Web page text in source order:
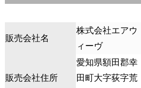
販売会社名
株式会社エアウ
ィーヴ
販売会社住所
愛知県額田郡幸
田町大字荻字荒